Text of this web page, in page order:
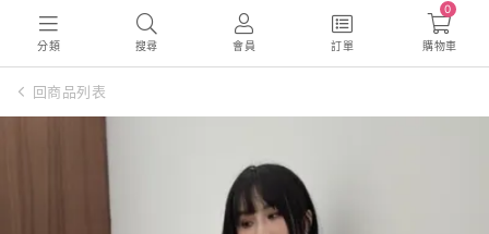
分類 搜尋 會員 訂單
0
購物車
回商品列表